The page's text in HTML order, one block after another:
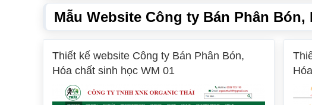
Mẫu Website Công ty Bán Phân
Thiết kế website Công ty Bán Phân Bón,
Hóa chất sinh học WM 01